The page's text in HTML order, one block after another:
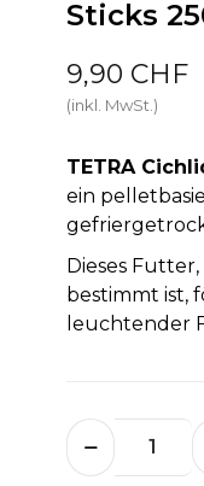
Sticks
9,90 CHF
(inkl. MwSt.)
TETRA
ein
Dieses
bestimmt ist,
leuchtender